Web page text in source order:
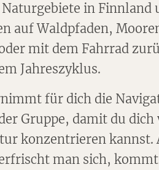
in Finnland
auf Waldpfaden,
mit dem Fahrrad
Jahreszyklus.
für dich die
Gruppe, damit du dich
konzentrieren kannst.
man sich,